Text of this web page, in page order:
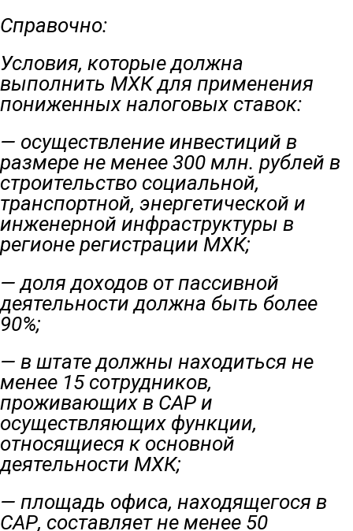
Справочно:
Условия, которые должна
выполнить МХК для применения
пониженных налоговых ставок:
— осуществление инвестиций в
размере не менее 300 млн. рублей в
строительство социальной,
транспортной, энергетической и
инженерной инфраструктуры в
регионе регистрации МХК;
— доля доходов от пассивной
деятельности должна быть более
90%;
— в штате должны находиться не
менее 15 сотрудников,
проживающих в САР и
осуществляющих функции,
относящиеся к основной
деятельности МХК;
— площадь офиса, находящегося в
САР, составляет не менее 50